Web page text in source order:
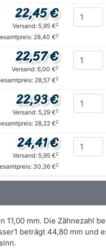
22,45 €
Versand: 5,95 €2
28,40 €2
22,57 €
Versand: 6,00 €2
28,57 €2
22,93 €
Versand: 5,29 €2
28,22 €2
24,41 €
Versand: 5,95 €2
30,36 €2
mm. Die Zähnezahl
beträgt 44,80 mm und